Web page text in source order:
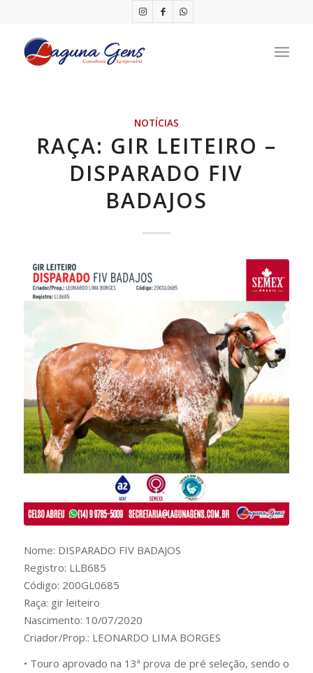
NOTÍCIAS
RAÇA: GIR LEITEIRO –
DISPARADO FIV
BADAJOS
Nome: DISPARADO FIV BADAJOS
Registro: LLB685
Código: 200GL0685
Raça: gir leiteiro
Nascimento: 10/07/2020
Criador/Prop.: LEONARDO LIMA BORGES
• Touro aprovado na 13ª prova de pré seleção, sendo o